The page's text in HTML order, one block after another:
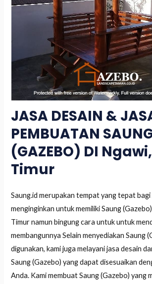
JASA DESAIN &
PEMBUATAN
(GAZEBO) DI
Timur
Saung.id merupakan tempat yang tepat
menginginkan untuk memiliki Saung
Timur namun bingung cara untuk untuk
membangunnya Selain menyediakan Saung
digunakan, kami juga melayani jasa desain
Saung (Gazebo) yang dapat disesuaikan
Anda. Kami membuat Saung (Gazebo) yang